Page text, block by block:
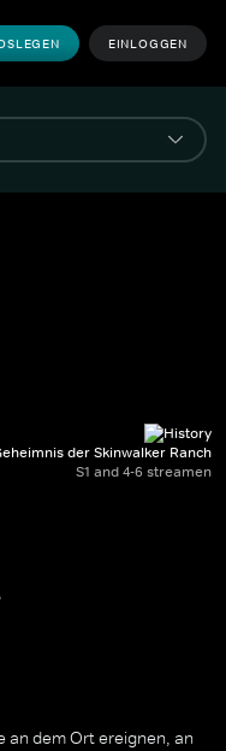
EINLOGGEN
der Skinwalker Ranch
S1 and 4-6 streamen
an dem Ort ereignen, an